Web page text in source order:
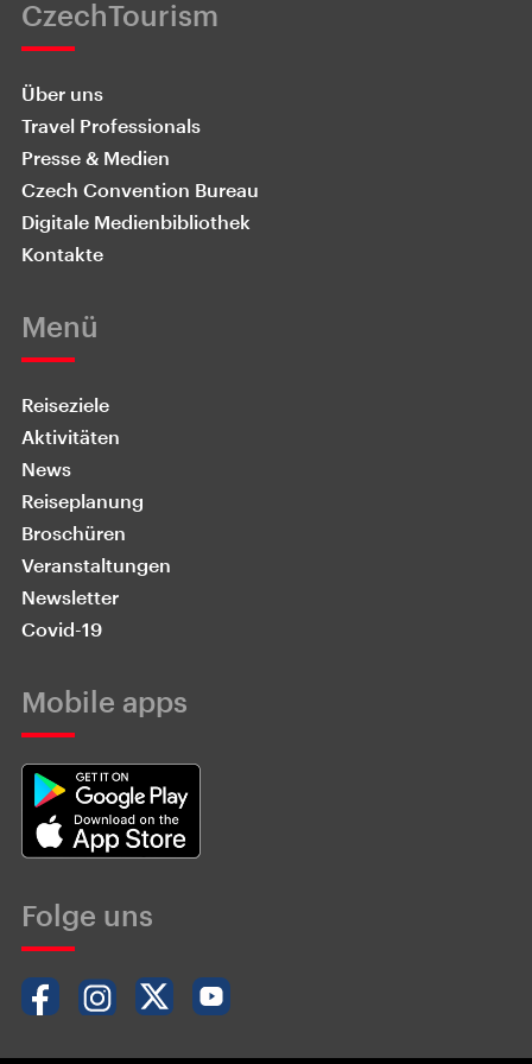
CzechTourism
Über uns
Travel Professionals
Presse & Medien
Czech Convention Bureau
Digitale Medienbibliothek
Kontakte
Menü
Reiseziele
Aktivitäten
News
Reiseplanung
Broschüren
Veranstaltungen
Newsletter
Covid-19
Mobile apps
Folge uns